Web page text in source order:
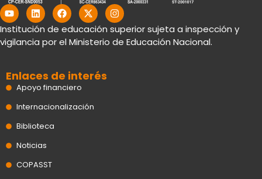
Y
o
u
t
u
L
i
n
k
e
n
F
a
c
e
b
k
X
-
t
w
i
e
r
I
n
s
t
a
Institución de educación superior sujeta a inspección y
vigilancia por el Ministerio de Educación Nacional.
Enlaces de interés
Apoyo financiero
Internacionalización
Biblioteca
Noticias
COPASST